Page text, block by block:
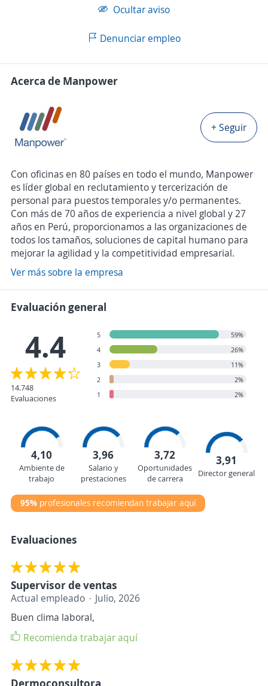
Ocultar aviso
Denunciar empleo
Acerca de Manpower
+ Seguir
Con oficinas en 80 países en todo el mundo, Manpower
es líder global en reclutamiento y tercerización de
personal para puestos temporales y/o permanentes.
Con más de 70 años de experiencia a nivel global y 27
años en Perú, proporcionamos a las organizaciones de
todos los tamaños, soluciones de capital humano para
mejorar la agilidad y la competitividad empresarial.
Ver más sobre la empresa
Evaluación general
4.4
14.748
Evaluaciones
5
59%
4
26%
3
11%
2
2%
1
2%
4,10
Ambiente de
trabajo
3,96
Salario y
prestaciones
3,72
Oportunidades
de carrera
3,91
Director general
95% profesionales recomiendan trabajar aquí
Evaluaciones
Supervisor de ventas
Actual empleado
Julio, 2026
Buen clima laboral,
Recomienda trabajar aquí
Dermoconsultora